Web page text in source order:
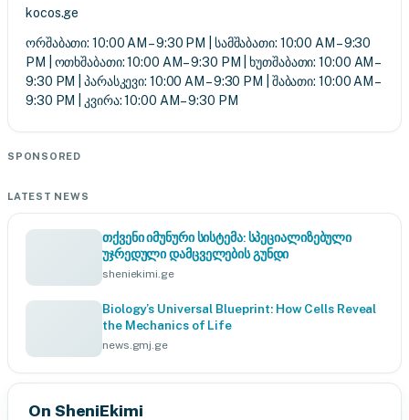
kocos.ge
ორშაბათი: 10:00 AM – 9:30 PM | სამშაბათი: 10:00 AM – 9:30
PM | ოთხშაბათი: 10:00 AM – 9:30 PM | ხუთშაბათი: 10:00 AM –
9:30 PM | პარასკევი: 10:00 AM – 9:30 PM | შაბათი: 10:00 AM –
9:30 PM | კვირა: 10:00 AM – 9:30 PM
SPONSORED
LATEST NEWS
თქვენი იმუნური სისტემა: სპეციალიზებული
უჯრედული დამცველების გუნდი
sheniekimi.ge
Biology’s Universal Blueprint: How Cells Reveal
the Mechanics of Life
news.gmj.ge
On SheniEkimi